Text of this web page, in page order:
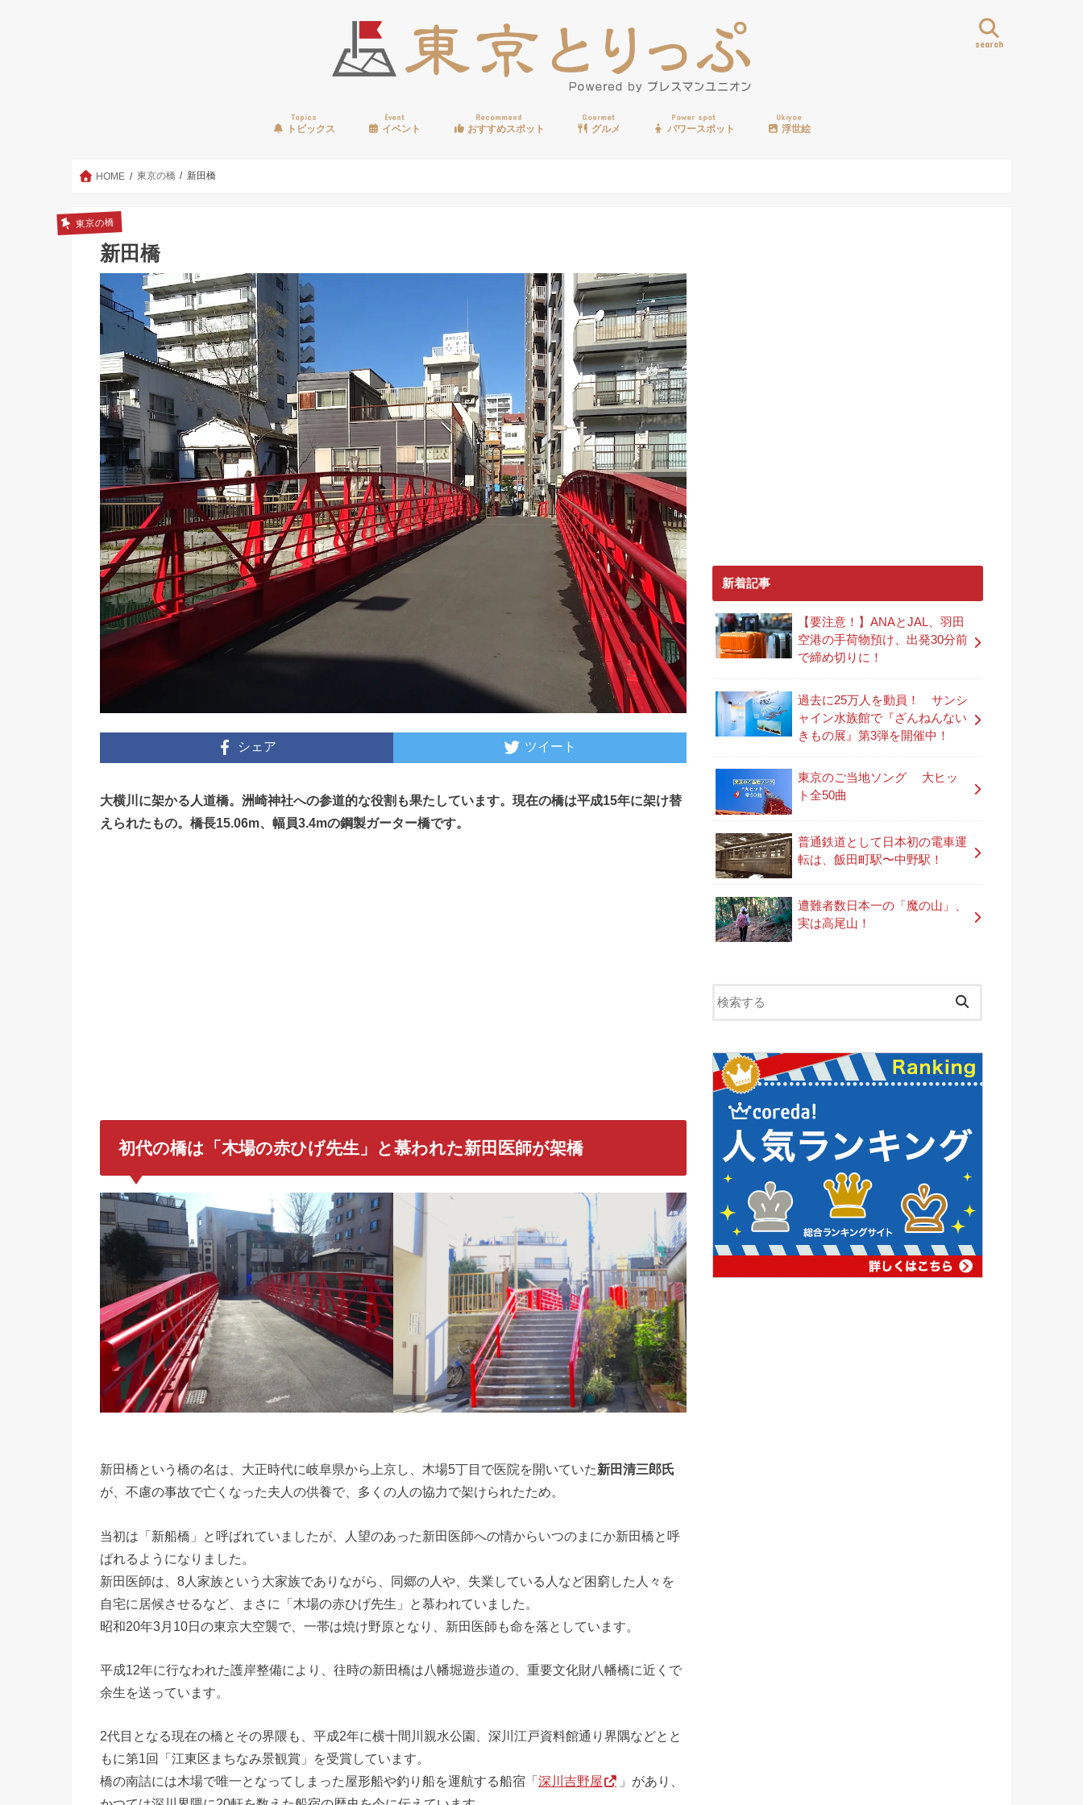
search
Topics
トピックス
Event
イベント
Recommend
おすすめスポット
Gourmet
グルメ
Power spot
パワースポット
Ukiyoe
浮世絵
HOME 東京の橋 新田橋
東京の橋
新田橋
シェア ツイート
大横川に架かる人道橋。洲崎神社への参道的な役割も果たしています。現在の橋は平成15年に架け替
えられたもの。橋長15.06m、幅員3.4mの鋼製ガーター橋です。
初代の橋は「木場の赤ひげ先生」と慕われた新田医師が架橋
新田橋という橋の名は、大正時代に岐阜県から上京し、木場5丁目で医院を開いていた新田清三郎氏
が、不慮の事故で亡くなった夫人の供養で、多くの人の協力で架けられたため。
当初は「新船橋」と呼ばれていましたが、人望のあった新田医師への情からいつのまにか新田橋と呼
ばれるようになりました。
新田医師は、8人家族という大家族でありながら、同郷の人や、失業している人など困窮した人々を
自宅に居候させるなど、まさに「木場の赤ひげ先生」と慕われていました。
昭和20年3月10日の東京大空襲で、一帯は焼け野原となり、新田医師も命を落としています。
平成12年に行なわれた護岸整備により、往時の新田橋は八幡堀遊歩道の、重要文化財八幡橋に近くで
余生を送っています。
2代目となる現在の橋とその界隈も、平成2年に横十間川親水公園、深川江戸資料館通り界隅などとと
もに第1回「江東区まちなみ景観賞」を受賞しています。
橋の南詰には木場で唯一となってしまった屋形船や釣り船を運航する船宿「 深川吉野屋
」があり、
新着記事
【要注意！】ANAとJAL、羽田
空港の手荷物預け、出発30分前
で締め切りに！
過去に25万人を動員！ サンシ
ャイン水族館で『ざんねんない
きもの展』第3弾を開催中！
東京のご当地ソング 大ヒッ
ト全50曲
普通鉄道として日本初の電車運
転は、飯田町駅〜中野駅！
遭難者数日本一の「魔の山」、
実は高尾山！